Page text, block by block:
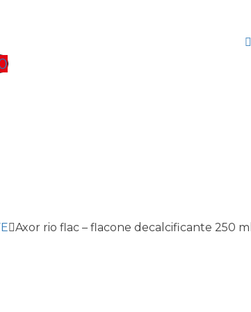
Axor rio flac – flacone decalcificante 250